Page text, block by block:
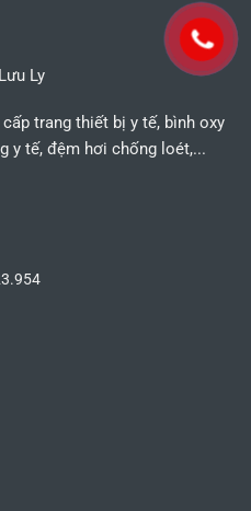
Ly
trang thiết bị y tế, bình oxy
y tế, đệm hơi chống loét,...